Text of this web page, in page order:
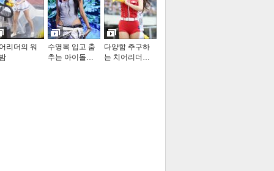
리더의 워
수영복 입고 춤
추는 아이돌…
다양함 추구하
는 치어리더…